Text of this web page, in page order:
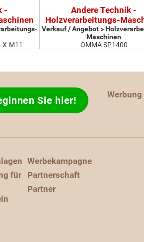
-
M11
Andere Technik -
Holzverarbeitungs-
Verkauf / Angebot >
Maschinen
OMMA SP1400
Sie hier! Werbung
für
Werbekampagne
Partnerschaft
Partner